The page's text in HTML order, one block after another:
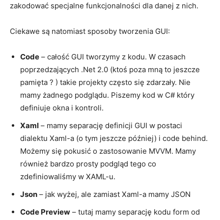
zakodować specjalne funkcjonalności dla danej z nich.
Ciekawe są natomiast sposoby tworzenia GUI:
Code – całość GUI tworzymy z kodu. W czasach
poprzedzających .Net 2.0 (ktoś poza mną to jeszcze
pamięta ? ) takie projekty często się zdarzały. Nie
mamy żadnego podglądu. Piszemy kod w C# który
definiuje okna i kontroli.
Xaml – mamy separację definicji GUI w postaci
dialektu Xaml-a (o tym jeszcze później) i code behind.
Możemy się pokusić o zastosowanie MVVM. Mamy
również bardzo prosty podgląd tego co
zdefiniowaliśmy w XAML-u.
Json – jak wyżej, ale zamiast Xaml-a mamy JSON
Code Preview – tutaj mamy separację kodu form od